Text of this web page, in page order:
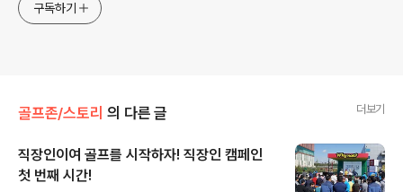
구독하기
골프존/스토리 의 다른 글 더보기
직장인이여 골프를 시작하자! 직장인 캠페인
첫 번째 시간!